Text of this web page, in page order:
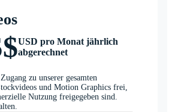
USD pro Monat jährlich
abgerechnet
zu unserer gesamten
und Motion Graphics frei,
Nutzung freigegeben sind.